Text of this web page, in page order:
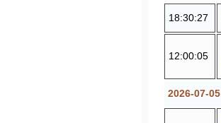
18:30:27
12:00:05
2026-07-05